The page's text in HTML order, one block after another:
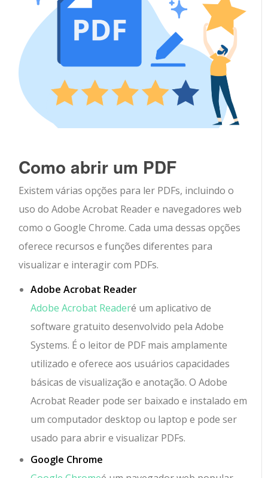
Como abrir um PDF
Existem várias opções para ler PDFs, incluindo o
uso do Adobe Acrobat Reader e navegadores web
como o Google Chrome. Cada uma dessas opções
oferece recursos e funções diferentes para
visualizar e interagir com PDFs.
Adobe Acrobat Reader
Adobe Acrobat Readeré um aplicativo de
software gratuito desenvolvido pela Adobe
Systems. É o leitor de PDF mais amplamente
utilizado e oferece aos usuários capacidades
básicas de visualização e anotação. O Adobe
Acrobat Reader pode ser baixado e instalado em
um computador desktop ou laptop e pode ser
usado para abrir e visualizar PDFs.
Google Chrome